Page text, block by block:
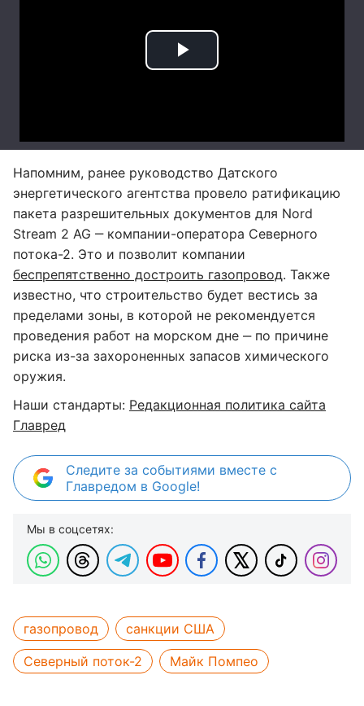
Напомним, ранее руководство Датского
энергетического агентства провело ратификацию
пакета разрешительных документов для Nord
Stream 2 AG ‒ компании-оператора Северного
потока-2. Это и позволит компании
беспрепятственно достроить газопровод. Также
известно, что строительство будет вестись за
пределами зоны, в которой не рекомендуется
проведения работ на морском дне ‒ по причине
риска из-за захороненных запасов химического
оружия.
Наши стандарты: Редакционная политика сайта
Главред
Следите за событиями вместе с
Главредом в Google!
Мы в соцсетях:
газопровод
санкции США
Северный поток-2
Майк Помпео